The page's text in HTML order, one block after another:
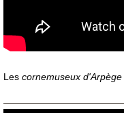
Les cornemuseux d'Arpège